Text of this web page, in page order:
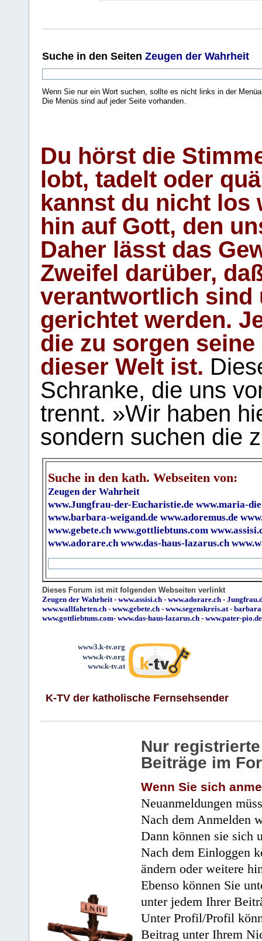
Suche in den Seiten Zeugen der Wahrheit
Wenn Sie nur ein Wort suchen, sollte es nicht links in der
Die Menüs sind auf jeder Seite vorhanden.
Du hörst die
lobt, tadelt oder
kannst du nicht los
hin auf Gott, den
Daher lässt das
Zweifel darüber,
verantwortlich sind
gerichtet werden.
die zu sorgen
dieser Welt ist.
Schranke, die uns
trennt. »Wir haben
sondern suchen die
Suche in den kath. Webseiten von:
Zeugen der Wahrheit
www.Jungfrau-der-Eucharistie.de www.maria-
www.barbara-weigand.de www.adoremus.de
www.gebete.ch www.gottliebtuns.com
www.adorare.ch www.das-haus-lazarus.ch
Dieses Forum ist mit folgenden Webseiten verlinkt
Zeugen der Wahrheit - www.assisi.ch - www.adorare.ch -
www.wallfahrten.ch - www.gebete.ch - www.segenskreis.at -
www.gottliebtuns.com- www.das-haus-lazarus.ch - www.pater-pio.de
www3.k-tv.org
www.k-tv.org
www.k-tv.at
K-TV der katholische Fernsehsender
Nur
Beiträge im
Wenn Sie sich
Neuanmeldungen
Nach dem Anmelden
Dann können sie sich
Nach dem Einloggen
ändern oder weitere
Ebenso können Sie
unter jedem Ihrer
Unter Profil/Profil
Beitrag unter Ihrem